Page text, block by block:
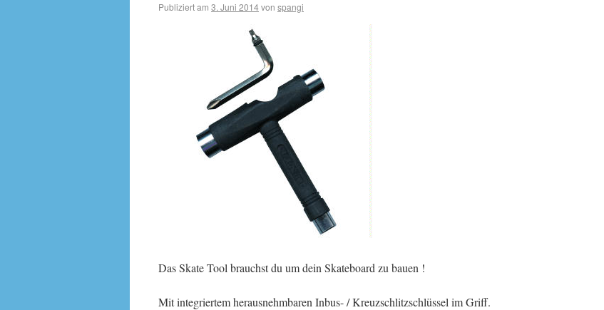
Publiziert am 3. Juni 2014von spangi
Das Skate Tool brauchst du um dein Skateboard zu bauen !
Mit integriertem herausnehmbaren Inbus- / Kreuzschlitzschlüssel im Griff.